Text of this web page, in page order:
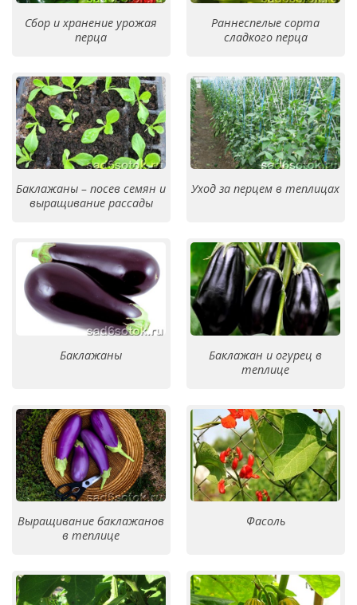
Сбор и хранение урожая
перца
Раннеспелые сорта
сладкого перца
Баклажаны – посев семян и
выращивание рассады
Уход за перцем в теплицах
Баклажаны
Баклажан и огурец в
теплице
Выращивание баклажанов
в теплице
Фасоль